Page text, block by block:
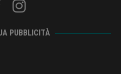
PUBBLICITÀ